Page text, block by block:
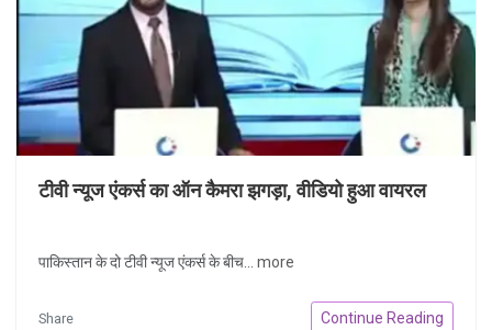
टीवी न्यूज एंकर्स का ऑन कैमरा झगड़ा, वीडियो हुआ वायरल
पाकिस्तान के दो टीवी न्यूज एंकर्स के बीच... more
Share Continue Reading